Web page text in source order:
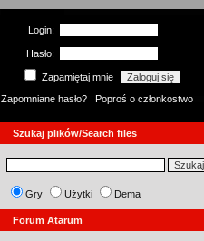
Login:
Hasło:
Zapamiętaj mnie
Zapomniane hasło?
Poproś o członkostwo
Szukaj plików/Search files
Gry Użytki Dema
Forum Atarum